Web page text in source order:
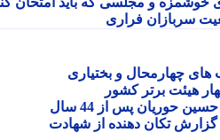
سربازان فراری
برتر کشور
پس از 44 سال
تکان دهنده از شهادت